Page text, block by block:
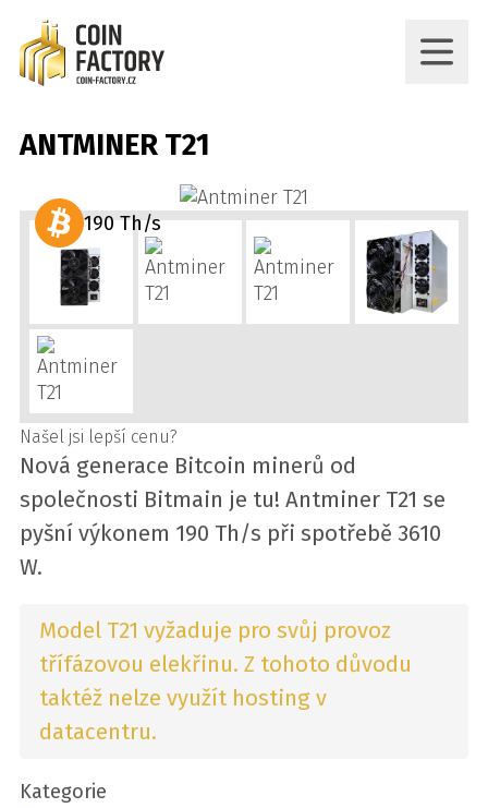
ANTMINER T21
190 Th/s
Našel jsi lepší cenu?
Nová generace Bitcoin minerů od
společnosti Bitmain je tu! Antminer T21 se
pyšní výkonem 190 Th/s při spotřebě 3610
W.
Model T21 vyžaduje pro svůj provoz
třífázovou elekřinu. Z tohoto důvodu
taktéž nelze využít hosting v
datacentru.
Kategorie